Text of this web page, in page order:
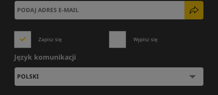
Zapisz się Wypisz się
Język komunikacji